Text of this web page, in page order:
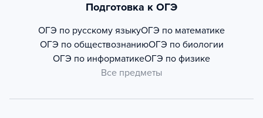
Подготовка к ОГЭ
ОГЭ по русскому языкуОГЭ по математике
ОГЭ по обществознаниюОГЭ по биологии
ОГЭ по информатикеОГЭ по физике
Все предметы